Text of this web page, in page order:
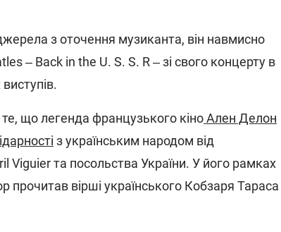
з оточення музиканта, він навмисно
‒ Back in the U. S. S. R ‒ зі свого концерту в
виступів.
що легенда французького кіноАлен Делон
з українським народом від
Viguier та посольства України. У його рамках
прочитав вірші українського Кобзаря Тараса